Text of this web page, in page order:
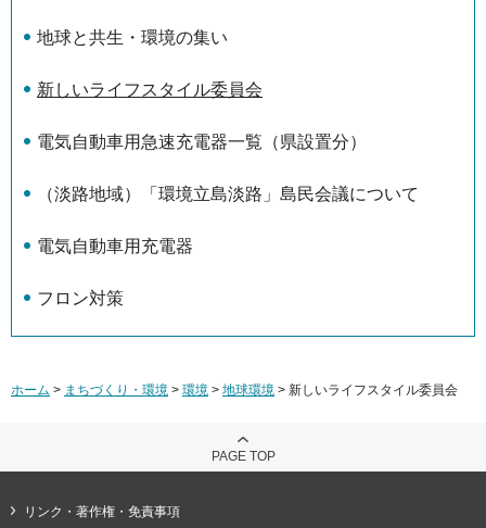
地球と共生・環境の集い
新しいライフスタイル委員会
電気自動車用急速充電器一覧（県設置分）
（淡路地域）「環境立島淡路」島民会議について
電気自動車用充電器
フロン対策
ホーム > まちづくり・環境 > 環境 > 地球環境 > 新しいライフスタイル委員会
PAGE TOP
リンク・著作権・免責事項